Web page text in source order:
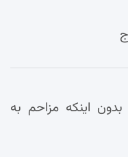
اینکه مزاحم به